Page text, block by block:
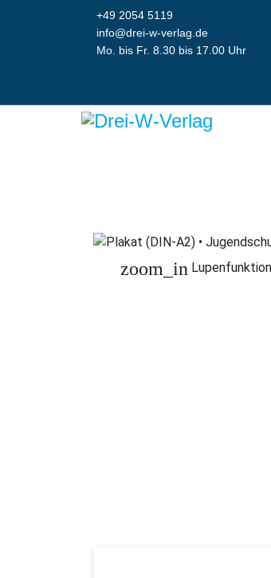
+49 2054 5119
info@drei-w-verlag.de
Mo. bis Fr. 8.30 bis 17.00 Uhr
zoom_in